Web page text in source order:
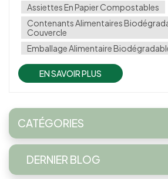
Assiettes En Papier Compostables
Contenants Alimentaires
Couvercle
Emballage Alimentaire
EN SAVOIR PLUS
CATÉGORIES
DERNIER BLOG